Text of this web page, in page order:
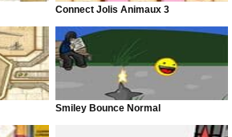
Connect Jolis Animaux 3
Smiley Bounce Normal